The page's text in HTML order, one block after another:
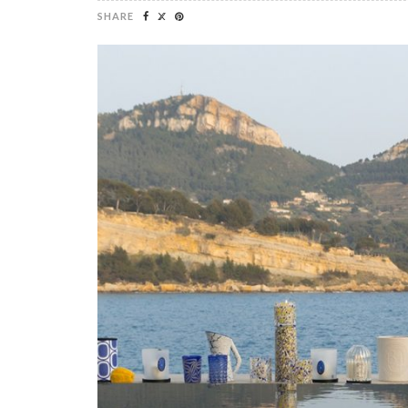
SHARE